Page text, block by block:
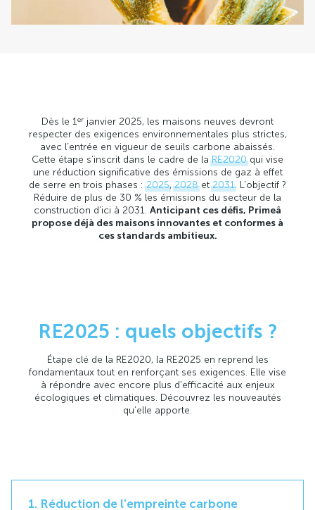
Dès le 1er janvier 2025, les maisons neuves devront
respecter des exigences environnementales plus strictes,
avec l’entrée en vigueur de seuils carbone abaissés.
Cette étape s’inscrit dans le cadre de laRE2020qui vise
une réduction significative des émissions de gaz à effet
de serre en trois phases :2025,2028et2031. L’objectif ?
Réduire de plus de 30 % les émissions du secteur de la
construction d’ici à 2031. Anticipant ces défis, Primeâ
propose déjà des maisons innovantes et conformes à
ces standards ambitieux.
RE2025 : quels objectifs ?
Étape clé de la RE2020, la RE2025 en reprend les
fondamentaux tout en renforçant ses exigences. Elle vise
à répondre avec encore plus d’efficacité aux enjeux
écologiques et climatiques. Découvrez les nouveautés
qu’elle apporte.
1. Réduction de l'empreinte carbone